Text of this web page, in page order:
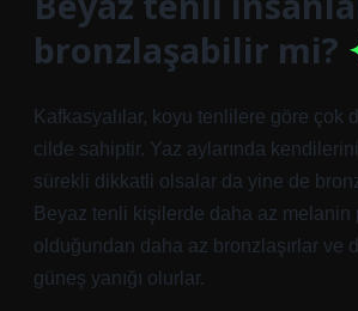
bronzlaşabilir mi?
Kafkasyalılar, koyu tenlilere göre çok
cilde sahiptir. Yaz aylarında
sürekli dikkatli olsalar da yine de
Beyaz tenli kişilerde daha az melanin
olduğundan daha az bronzlaşırlar ve
güneş yanığı olurlar.